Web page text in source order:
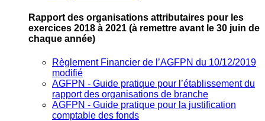
Rapport des organisations attributaires pour les
exercices 2018 à 2021 (à remettre avant le 30 juin de
chaque année)
Règlement Financier de l’AGFPN du 10/12/2019
modifié
AGFPN ‐ Guide pratique pour l’établissement du
rapport des organisations de branche
AGFPN ‐ Guide pratique pour la justification
comptable des fonds